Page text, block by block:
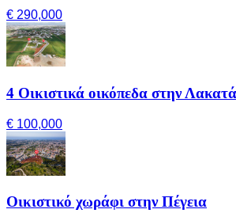
€ 290,000
4 Οικιστικά οικόπεδα στην
€ 100,000
Οικιστικό χωράφι στην Πέγεια